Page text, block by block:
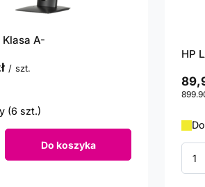
A-
/ szt.
(6 szt.)
Do koszyka
HP